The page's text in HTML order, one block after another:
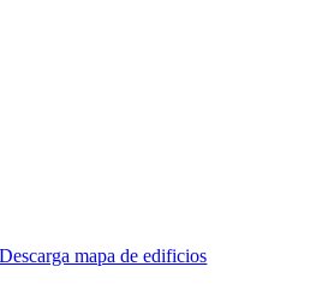
Descarga mapa de edificios